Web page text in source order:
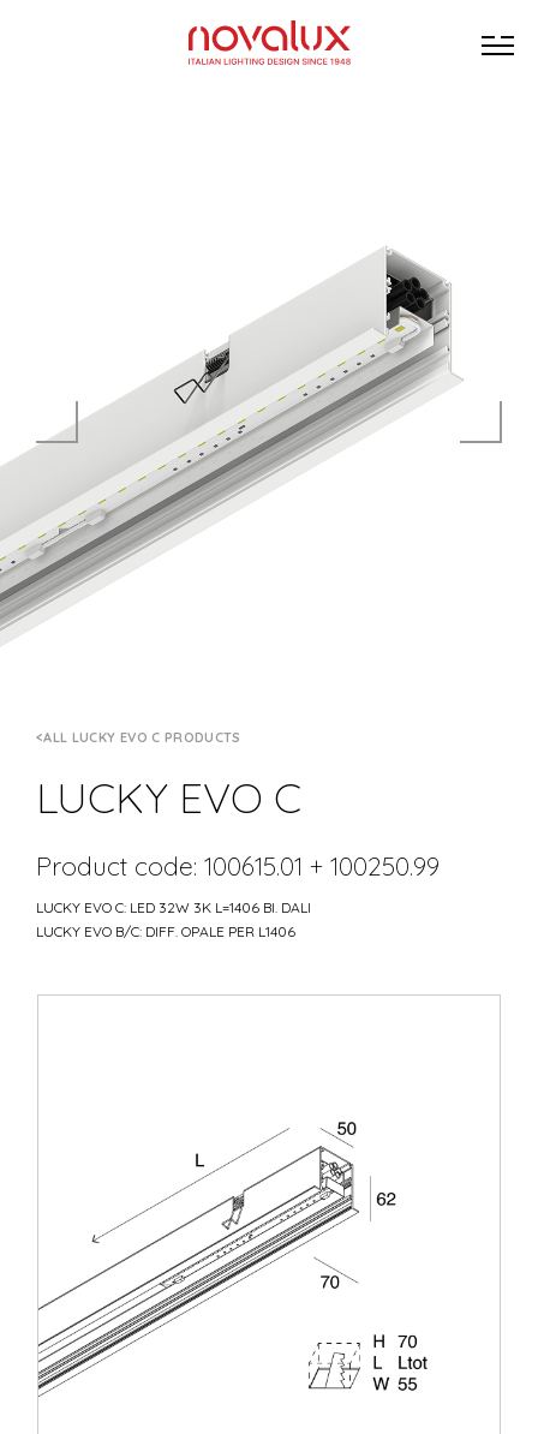
ALL LUCKY EVO C PRODUCTS
LUCKY EVO C
Product code: 100615.01 + 100250.99
LUCKY EVO C: LED 32W 3K L=1406 BI. DALI
LUCKY EVO B/C: DIFF. OPALE PER L1406